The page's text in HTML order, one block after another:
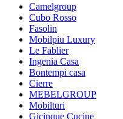
Camelgroup
Cubo Rosso
Fasolin
Mobilpiu Luxury
Le Fablier
Ingenia Casa
Bontempi casa
Cierre
MEBELGROUP
Mobilturi
Gicinque Cucine